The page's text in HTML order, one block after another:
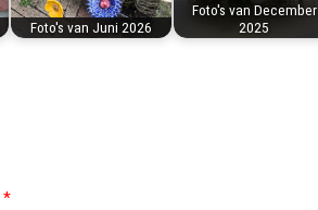
Foto's van Juni 2026
Foto's van December
2025
*